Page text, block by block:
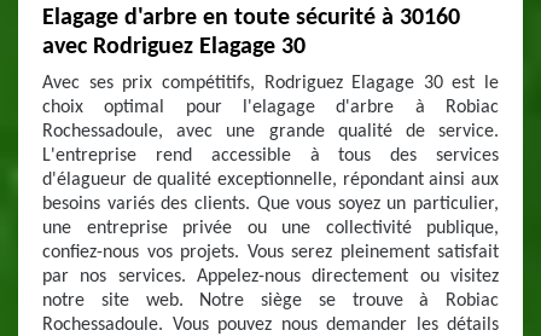
Elagage d'arbre en toute sécurité à 30160
avec Rodriguez Elagage 30
Avec ses prix compétitifs, Rodriguez Elagage 30 est le
choix optimal pour l'elagage d'arbre à Robiac
Rochessadoule, avec une grande qualité de service.
L'entreprise rend accessible à tous des services
d'élagueur de qualité exceptionnelle, répondant ainsi aux
besoins variés des clients. Que vous soyez un particulier,
une entreprise privée ou une collectivité publique,
confiez-nous vos projets. Vous serez pleinement satisfait
par nos services. Appelez-nous directement ou visitez
notre site web. Notre siège se trouve à Robiac
Rochessadoule. Vous pouvez nous demander les détails